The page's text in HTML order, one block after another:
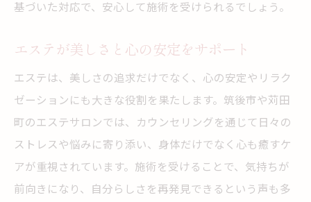
基づいた対応で、安心して施術を受けられるでしょう。
エステが美しさと心の安定をサポート
エステは、美しさの追求だけでなく、心の安定やリラク
ゼーションにも大きな役割を果たします。筑後市や苅田
町のエステサロンでは、カウンセリングを通じて日々の
ストレスや悩みに寄り添い、身体だけでなく心も癒すケ
アが重視されています。施術を受けることで、気持ちが
前向きになり、自分らしさを再発見できるという声も多